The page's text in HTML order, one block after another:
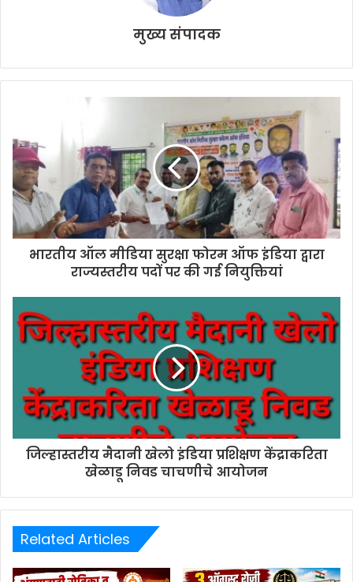
मुख्य संपादक
भारतीय ऑल मीडिया सुरक्षा फोरम ऑफ इंडिया द्वारा
राज्यस्तरीय पदों पर की गई नियुक्तियां
जिल्हास्तरीय मैदानी खेलो इंडिया प्रशिक्षण केंद्राकरिता
खेळाडू निवड चाचणीचे आयोजन
Related Articles